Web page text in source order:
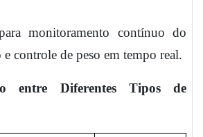
monitoramento contínuo do
e controle de peso em tempo real.
entre Diferentes Tipos de